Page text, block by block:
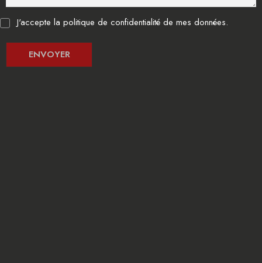
J'accepte la politique de confidentialité de mes données.